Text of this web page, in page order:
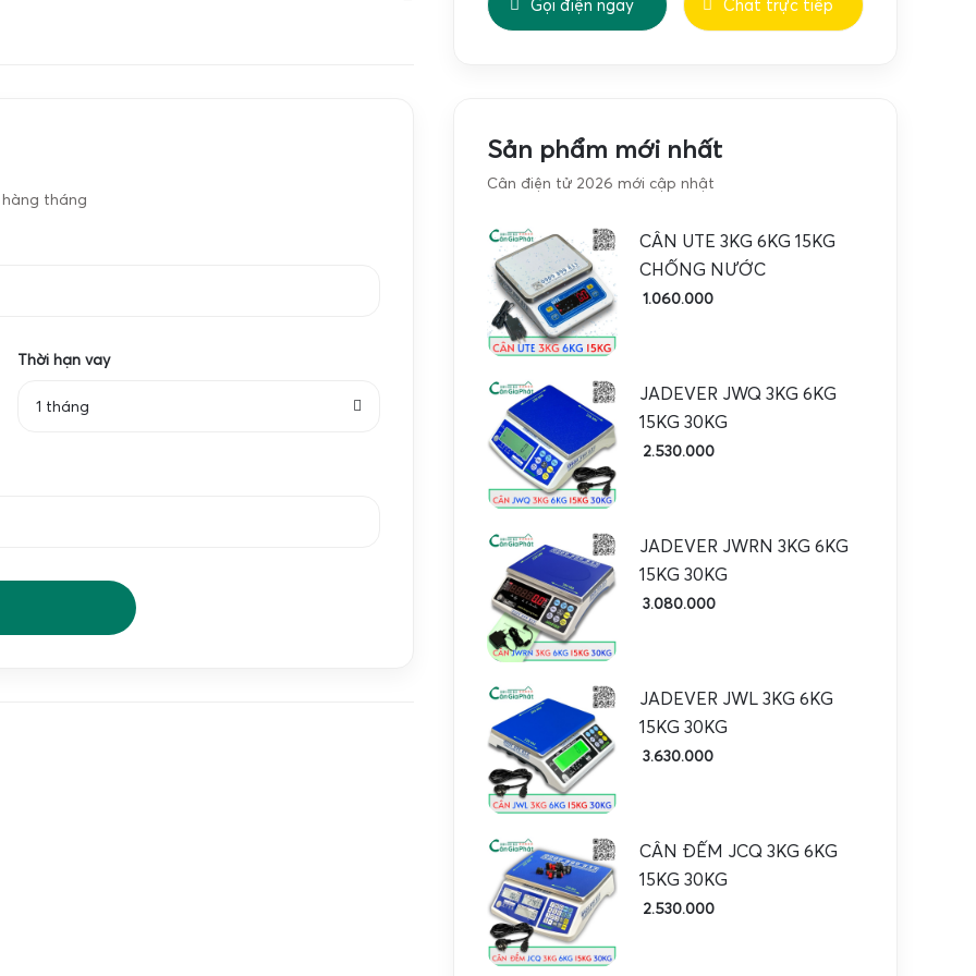
biệt là trong ngành thủy sản và thực phẩm. Với
– thương hiệu nổi tiếng về cân điện tử chất
tháng
Thời hạn vay
1 tháng
Gọi điện ngay Chat trực tiếp
Sản phẩm mới nhất
Cân điện tử 2026 mới cập nhật
CÂN UTE 3KG 6KG 15KG
CHỐNG NƯỚC
1.060.000
JADEVER JWQ 3KG 6KG
15KG 30KG
2.530.000
JADEVER JWRN 3KG 6KG
15KG 30KG
3.080.000
JADEVER JWL 3KG 6KG
15KG 30KG
3.630.000
CÂN ĐẾM JCQ 3KG 6KG
15KG 30KG
2.530.000